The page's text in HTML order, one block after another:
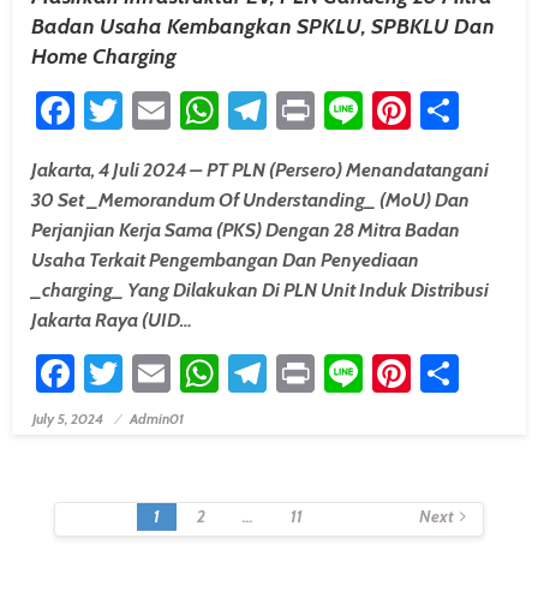
Badan Usaha Kembangkan SPKLU, SPBKLU Dan
Home Charging
Facebook
Twitter
EmailWhatsApp
Telegram
PrintLine
Jakarta, 4 Juli 2024 – PT PLN (Persero) Menandatangani
30 Set _Memorandum Of Understanding_ (MoU) Dan
Perjanjian Kerja Sama (PKS) Dengan 28 Mitra Badan
Usaha Terkait Pengembangan Dan Penyediaan
_charging_ Yang Dilakukan Di PLN Unit Induk Distribusi
Jakarta Raya (UID…
Facebook
Twitter
EmailWhatsApp
Telegram
PrintLine
Posted On
July 5, 2024 Admin01
Posts
Navigation
1 2 … 11 Next